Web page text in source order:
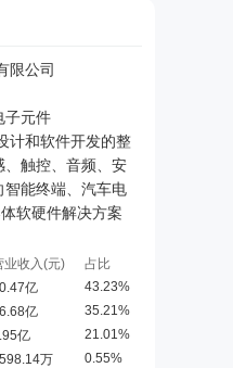
限公司
子元件
计和软件开发的整
触控、音频、安
能终端、汽车电
软硬件解决方案
业收入(元)
占比
亿
43.23%
亿
35.21%
亿
21.01%
万 0.55%